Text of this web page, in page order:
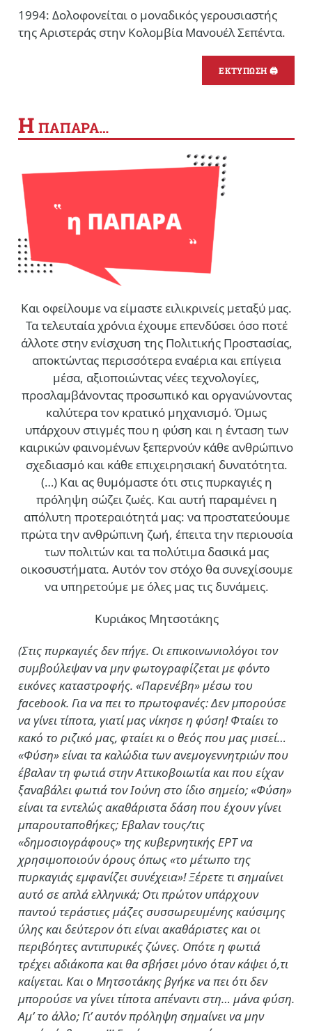
1994: Δολοφονείται ο μοναδικός γερουσιαστής
της Αριστεράς στην Κολομβία Μανουέλ Σεπέντα.
ΕΚΤΥΠΩΣΗ 🖨
Η ΠΑΠΑΡΑ…
Και οφείλουμε να είμαστε ειλικρινείς μεταξύ μας.
Τα τελευταία χρόνια έχουμε επενδύσει όσο ποτέ
άλλοτε στην ενίσχυση της Πολιτικής Προστασίας,
αποκτώντας περισσότερα εναέρια και επίγεια
μέσα, αξιοποιώντας νέες τεχνολογίες,
προσλαμβάνοντας προσωπικό και οργανώνοντας
καλύτερα τον κρατικό μηχανισμό. Όμως
υπάρχουν στιγμές που η φύση και η ένταση των
καιρικών φαινομένων ξεπερνούν κάθε ανθρώπινο
σχεδιασμό και κάθε επιχειρησιακή δυνατότητα.
(…) Και ας θυμόμαστε ότι στις πυρκαγιές η
πρόληψη σώζει ζωές. Και αυτή παραμένει η
απόλυτη προτεραιότητά μας: να προστατεύουμε
πρώτα την ανθρώπινη ζωή, έπειτα την περιουσία
των πολιτών και τα πολύτιμα δασικά μας
οικοσυστήματα. Αυτόν τον στόχο θα συνεχίσουμε
να υπηρετούμε με όλες μας τις δυνάμεις.
Κυριάκος Μητσοτάκης
(Στις πυρκαγιές δεν πήγε. Οι επικοινωνιολόγοι τον
συμβούλεψαν να μην φωτογραφίζεται με φόντο
εικόνες καταστροφής. «Παρενέβη» μέσω του
facebook. Για να πει το πρωτοφανές: Δεν μπορούσε
να γίνει τίποτα, γιατί μας νίκησε η φύση! Φταίει το
κακό το ριζικό μας, φταίει κι ο θεός που μας μισεί…
«Φύση» είναι τα καλώδια των ανεμογεννητριών που
έβαλαν τη φωτιά στην Αττικοβοιωτία και που είχαν
ξαναβάλει φωτιά τον Ιούνη στο ίδιο σημείο; «Φύση»
είναι τα εντελώς ακαθάριστα δάση που έχουν γίνει
μπαρουταποθήκες; Εβαλαν τους/τις
«δημοσιογράφους» της κυβερνητικής ΕΡΤ να
χρησιμοποιούν όρους όπως «το μέτωπο της
πυρκαγιάς εμφανίζει συνέχεια»! Ξέρετε τι σημαίνει
αυτό σε απλά ελληνικά; Οτι πρώτον υπάρχουν
παντού τεράστιες μάζες συσσωρευμένης καύσιμης
ύλης και δεύτερον ότι είναι ακαθάριστες και οι
περιβόητες αντιπυρικές ζώνες. Οπότε η φωτιά
τρέχει αδιάκοπα και θα σβήσει μόνο όταν κάψει ό,τι
καίγεται. Και ο Μητσοτάκης βγήκε να πει ότι δεν
μπορούσε να γίνει τίποτα απέναντι στη… μάνα φύση.
Αμ’ το άλλο; Γι’ αυτόν πρόληψη σημαίνει να μην